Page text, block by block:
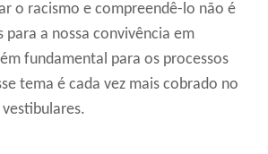
o racismo e compreendê-lo não é
para a nossa convivência em
fundamental para os processos
tema é cada vez mais cobrado no